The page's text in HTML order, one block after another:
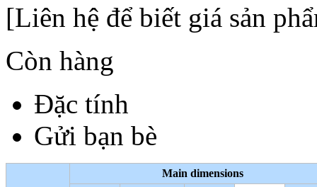
[Liên hệ để biết giá sản
Còn hàng
Đặc tính
Gửi bạn bè
Main dimensions